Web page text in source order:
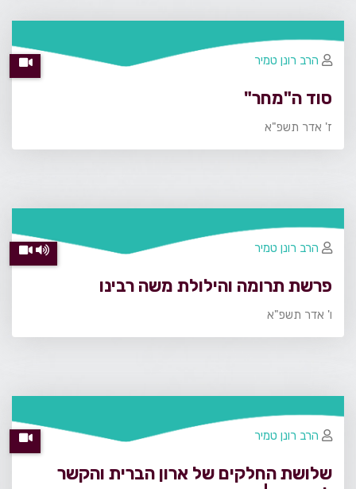
סוד ה"מחר"
ז' אדר תשפ"א
הרב רונן טמיר
פרשת תרומה והילולת משה רבינו
ו' אדר תשפ"א
הרב רונן טמיר
שלושת החלקים של ארון הברית והקשר
הרב רונן טמיר